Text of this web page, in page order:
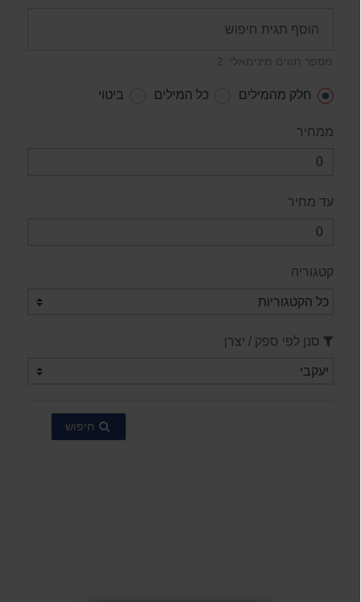
מספר תווים מינימאלי: 2
חלק מהמילים כל המילים ביטוי
ממחיר
עד מחיר
קטגוריה
סנן לפי ספק / יצרן
חיפוש